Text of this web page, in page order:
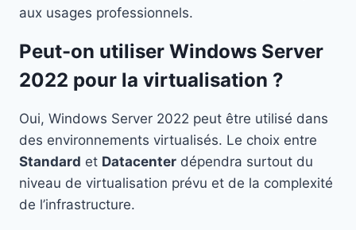
aux usages professionnels.
Peut-on utiliser Windows Server
2022 pour la virtualisation ?
Oui, Windows Server 2022 peut être utilisé dans
des environnements virtualisés. Le choix entre
Standard et Datacenter dépendra surtout du
niveau de virtualisation prévu et de la complexité
de l’infrastructure.